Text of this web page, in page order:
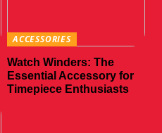
ACCESSORIES
Watch Winders: The
Essential Accessory for
Timepiece Enthusiasts